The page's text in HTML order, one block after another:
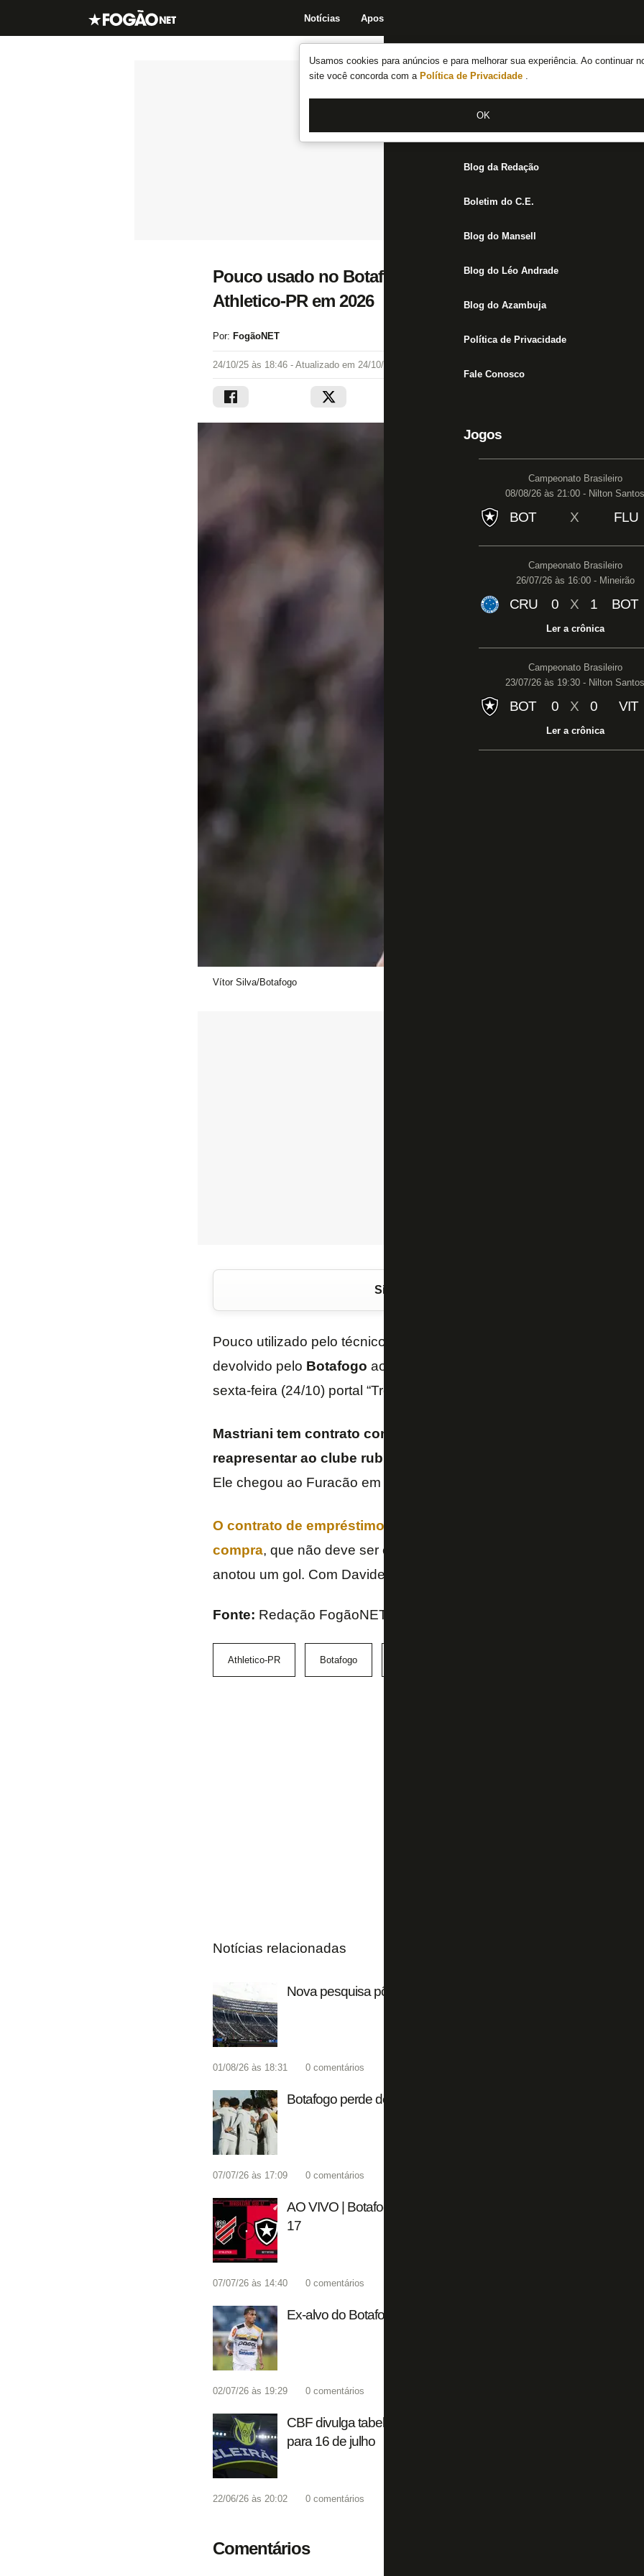
Usamos cookies para anúncios e para melhorar sua experiência. Ao continuar
site você concorda com a Política de Privacidade .
OK
Notícias Apostas
Notícias do Botafogo
Fórum
Jogos
Blog da Redação
Boletim do C.E.
Blog do Mansell
Blog do Léo Andrade
Blog do Azambuja
Política de Privacidade
Fale Conosco
Jogos
Campeonato Brasileiro
08/08/26 às 21:00 - Nilton Santos
BOT X FLU
Campeonato Brasileiro
26/07/26 às 16:00 - Mineirão
CRU 0 X 1 BOT
Ler a crônica
Campeonato Brasileiro
23/07/26 às 19:30 - Nilton Santos
BOT 0 X 0 VIT
Ler a crônica
Pouco usado no Botafogo por Davide, Mastriani deve
Athletico-PR em 2026
Por: FogãoNET
24/10/25 às 18:46 - Atualizado em 24/10/25 às 20:11
Vítor Silva/Botafogo
Siga o FogãoNET
Pouco utilizado pelo técnico
devolvido pelo Botafogo ao
sexta-feira (24/10) portal “Trétis”, que cobre o Furacão.
Mastriani tem contrato com o Athletico-PR até o fim de 2026 e
reapresentar ao clube rubro-negro em janeiro, a menos que
Ele chegou ao Furacão em 2024 por R$ 9,8 milhões do
O contrato de empréstimo de Mastriani com o Botafogo tem uma
compra, que não deve ser exercida. O uruguaio fez apenas 16
anotou um gol. Com Davide, foram só 38 minutos em campo até aqui.
Fonte: Redação FogãoNET e Trétis
Athletico-PR Botafogo
Notícias relacionadas
Nova pesquisa põe torcida do Botafogo em 12º lugar no Brasil
01/08/26 às 18:31 0 comentários
Botafogo perde de virada para o Athletico-PR pelo Campeonato
07/07/26 às 17:09 0 comentários
AO VIVO | Botafogo visita o Athletico-PR em jogo pelo
17
07/07/26 às 14:40 0 comentários
Ex-alvo do Botafogo, Dantas tem contratação encaminhada
02/07/26 às 19:29 0 comentários
CBF divulga tabela do Brasileirão pós-Copa do Mundo e marca
para 16 de julho
22/06/26 às 20:02 0 comentários
Comentários